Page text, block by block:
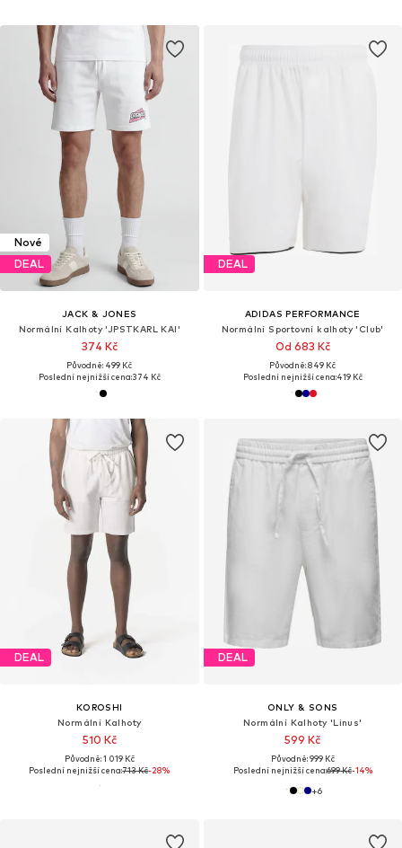
Nové
DEAL
JACK & JONES
Normální Kalhoty 'JPSTKARL KAI'
374 Kč
Původně: 499 Kč
Poslední nejnižší cena:374 Kč
DEAL
ADIDAS PERFORMANCE
Normální Sportovní kalhoty 'Club'
Od 683 Kč
Původně: 849 Kč
Poslední nejnižší cena:419 Kč
DEAL
KOROSHI
Normální Kalhoty
510 Kč
Původně: 1 019 Kč
Poslední nejnižší cena:713 Kč-28%
DEAL
ONLY & SONS
Normální Kalhoty 'Linus'
599 Kč
Původně: 999 Kč
Poslední nejnižší cena:699 Kč-14%
+6